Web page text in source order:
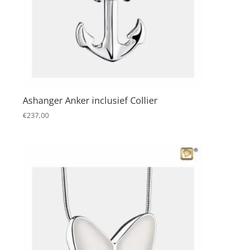
Ashanger Anker inclusief Collier
€237,00